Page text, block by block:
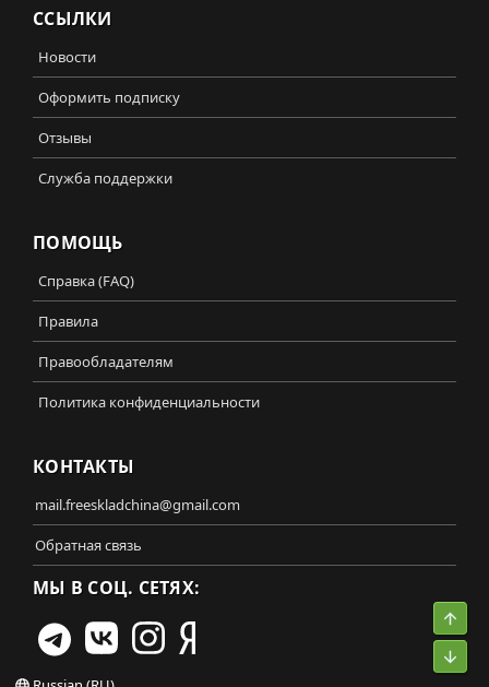
ССЫЛКИ
Новости
Оформить подписку
Отзывы
Служба поддержки
ПОМОЩЬ
Справка (FAQ)
Правила
Правообладателям
Политика конфиденциальности
КОНТАКТЫ
mail.freeskladchina@gmail.com
Обратная связь
МЫ В СОЦ. СЕТЯХ: